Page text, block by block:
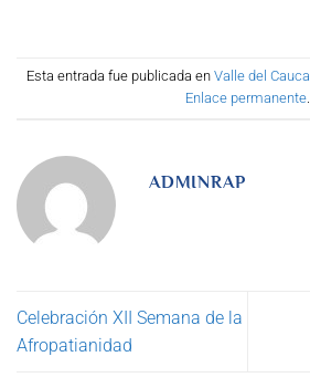
Esta entrada fue publicada en Valle del Cauca
Enlace permanente.
ADMINRAP
Celebración XII Semana de la
Afropatianidad